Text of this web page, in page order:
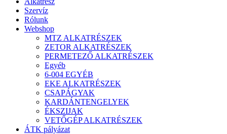
Szervíz
Rólunk
Webshop
MTZ ALKATRÉSZEK
ZETOR ALKATRÉSZEK
PERMETEZŐ ALKATRÉSZEK
Egyéb
6-004 EGYÉB
EKE ALKATRÉSZEK
CSAPÁGYAK
KARDÁNTENGELYEK
ÉKSZIJAK
VETŐGÉP ALKATRÉSZEK
ÁTK pályázat